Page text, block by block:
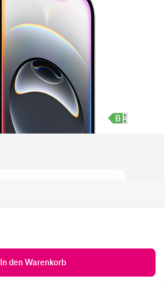
In den Warenkorb